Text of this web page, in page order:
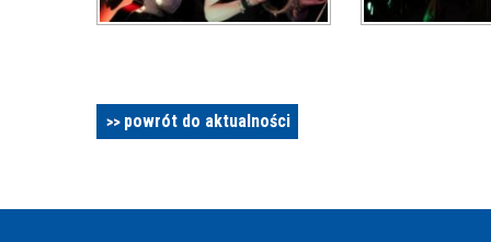
powrót do aktualności